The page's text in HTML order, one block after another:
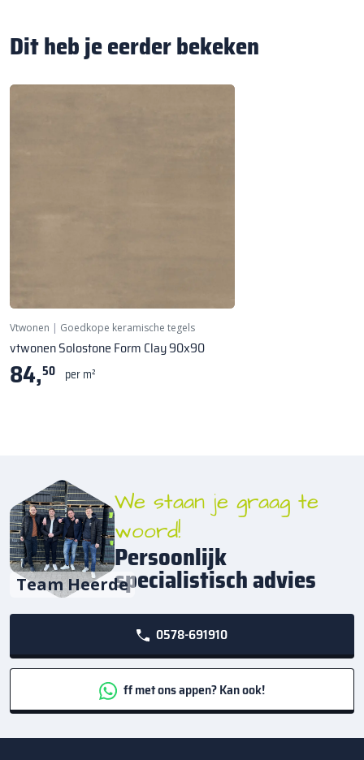
Dit heb je eerder bekeken
Vtwonen | Goedkope keramische tegels
vtwonen Solostone Form Clay 90x90
84,50 per m²
Team Heerde
We staan je graag te
woord!
Persoonlijk
specialistisch advies
0578-691910
ff met ons appen? Kan ook!